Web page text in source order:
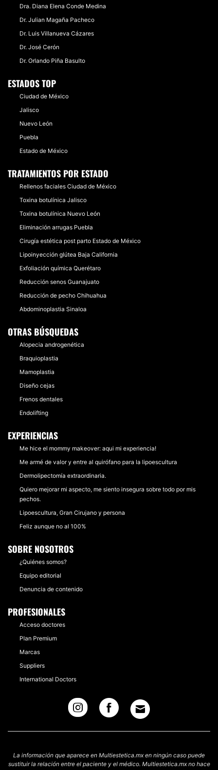
Dra. Diana Elena Conde Medina
Dr. Julian Magaña Pacheco
Dr. Luis Villanueva Cázares
Dr. José Cerón
Dr. Orlando Piña Basulto
ESTADOS TOP
Ciudad de México
Jalisco
Nuevo León
Puebla
Estado de México
TRATAMIENTOS POR ESTADO
Rellenos faciales Ciudad de México
Toxina botulínica Jalisco
Toxina botulínica Nuevo León
Eliminación arrugas Puebla
Cirugía estética post parto Estado de México
Lipoinyección glútea Baja California
Exfoliación química Querétaro
Reducción senos Guanajuato
Reducción de pecho Chihuahua
Abdominoplastia Sinaloa
OTRAS BÚSQUEDAS
Alopecia androgenética
Braquioplastia
Mamoplastia
Diseño cejas
Frenos dentales
Endolifting
EXPERIENCIAS
Me hice el mommy makeover: aqui mi experiencia!
Me armé de valor y entre al quirófano para la lipoescultura
Dermolipectomía extraordinaria.
Quiero mejorar mi aspecto, me siento insegura sobre todo por mis
pechos.
Lipoescultura, Gran Cirujano y persona
Feliz aunque no al 100%
SOBRE NOSOTROS
¿Quiénes somos?
Equipo editorial
Denuncia de contenido
PROFESIONALES
Acceso doctores
Plan Premium
Marcas
Suppliers
International Doctors
La información que aparece en Multiestetica.mx en ningún caso puede
sustituir la relación entre el paciente y el médico. Multiestetica.mx no hace